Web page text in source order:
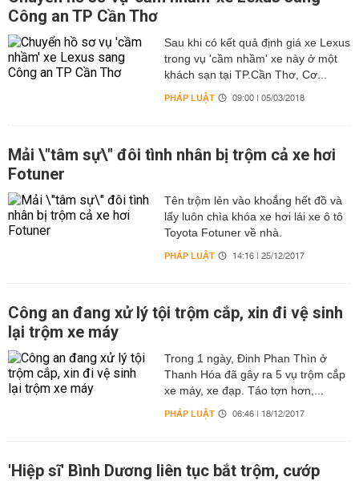
Công an TP Cần Thơ
Sau khi có kết quả định giá xe Lexus
trong vụ 'cầm nhầm' xe này ở một
khách sạn tại TP.Cần Thơ, Cơ...
PHÁP LUẬT 09:00 | 05/03/2018
Mải \"tâm sự\" đôi tình nhân bị trộm cả xe hơi
Fotuner
Tên trộm lẻn vào khoắng hết đồ và
lấy luôn chìa khóa xe hơi lái xe ô tô
Toyota Fotuner về nhà.
PHÁP LUẬT 14:16 | 25/12/2017
Công an đang xử lý tội trộm cắp, xin đi vệ sinh
lại trộm xe máy
Trong 1 ngày, Đinh Phan Thìn ở
Thanh Hóa đã gây ra 5 vụ trộm cắp
xe máy, xe đạp. Táo tợn hơn,...
PHÁP LUẬT 06:46 | 18/12/2017
'Hiệp sĩ' Bình Dương liên tục bắt trộm, cướp